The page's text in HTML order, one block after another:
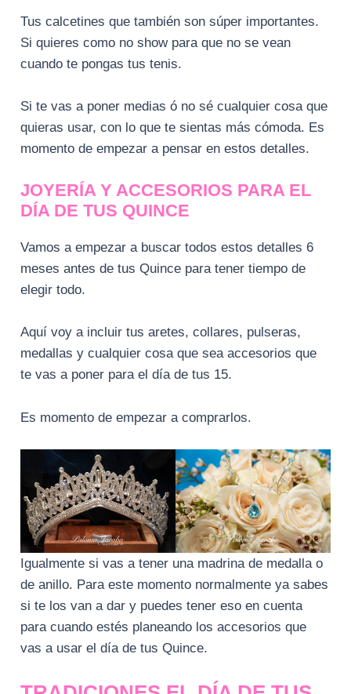
Tus calcetines que también son súper importantes.
Si quieres como no show para que no se vean
cuando te pongas tus tenis.
Si te vas a poner medias ó no sé cualquier cosa que
quieras usar, con lo que te sientas más cómoda. Es
momento de empezar a pensar en estos detalles.
JOYERÍA Y ACCESORIOS PARA EL
DÍA DE TUS QUINCE
Vamos a empezar a buscar todos estos detalles 6
meses antes de tus Quince para tener tiempo de
elegir todo.
Aquí voy a incluir tus aretes, collares, pulseras,
medallas y cualquier cosa que sea accesorios que
te vas a poner para el día de tus 15.
Es momento de empezar a comprarlos.
Igualmente si vas a tener una madrina de medalla o
de anillo. Para este momento normalmente ya sabes
si te los van a dar y puedes tener eso en cuenta
para cuando estés planeando los accesorios que
vas a usar el día de tus Quince.